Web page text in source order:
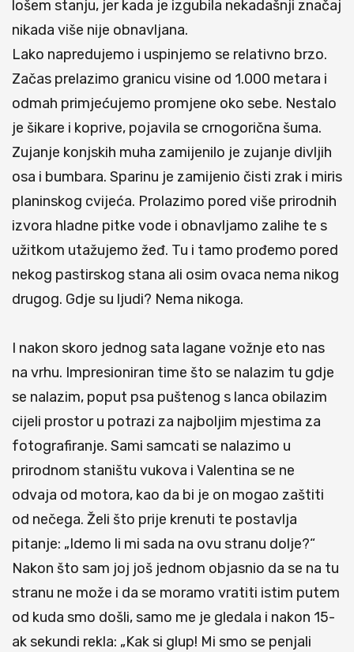
lošem stanju, jer kada je izgubila nekadašnji značaj
nikada više nije obnavljana.
Lako napredujemo i uspinjemo se relativno brzo.
Začas prelazimo granicu visine od 1.000 metara i
odmah primjećujemo promjene oko sebe. Nestalo
je šikare i koprive, pojavila se crnogorična šuma.
Zujanje konjskih muha zamijenilo je zujanje divljih
osa i bumbara. Sparinu je zamijenio čisti zrak i miris
planinskog cvijeća. Prolazimo pored više prirodnih
izvora hladne pitke vode i obnavljamo zalihe te s
užitkom utažujemo žeđ. Tu i tamo prođemo pored
nekog pastirskog stana ali osim ovaca nema nikog
drugog. Gdje su ljudi? Nema nikoga.
I nakon skoro jednog sata lagane vožnje eto nas
na vrhu. Impresioniran time što se nalazim tu gdje
se nalazim, poput psa puštenog s lanca obilazim
cijeli prostor u potrazi za najboljim mjestima za
fotografiranje. Sami samcati se nalazimo u
prirodnom staništu vukova i Valentina se ne
odvaja od motora, kao da bi je on mogao zaštiti
od nečega. Želi što prije krenuti te postavlja
pitanje: „Idemo li mi sada na ovu stranu dolje?“
Nakon što sam joj još jednom objasnio da se na tu
stranu ne može i da se moramo vratiti istim putem
od kuda smo došli, samo me je gledala i nakon 15-
ak sekundi rekla: „Kak si glup! Mi smo se penjali